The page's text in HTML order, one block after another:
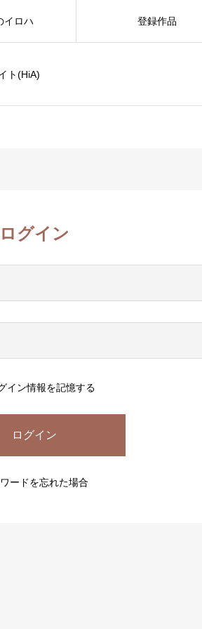
ト(HiA)
イロハ 登録作品
ログイン
イン情報を記憶する
ードを忘れた場合